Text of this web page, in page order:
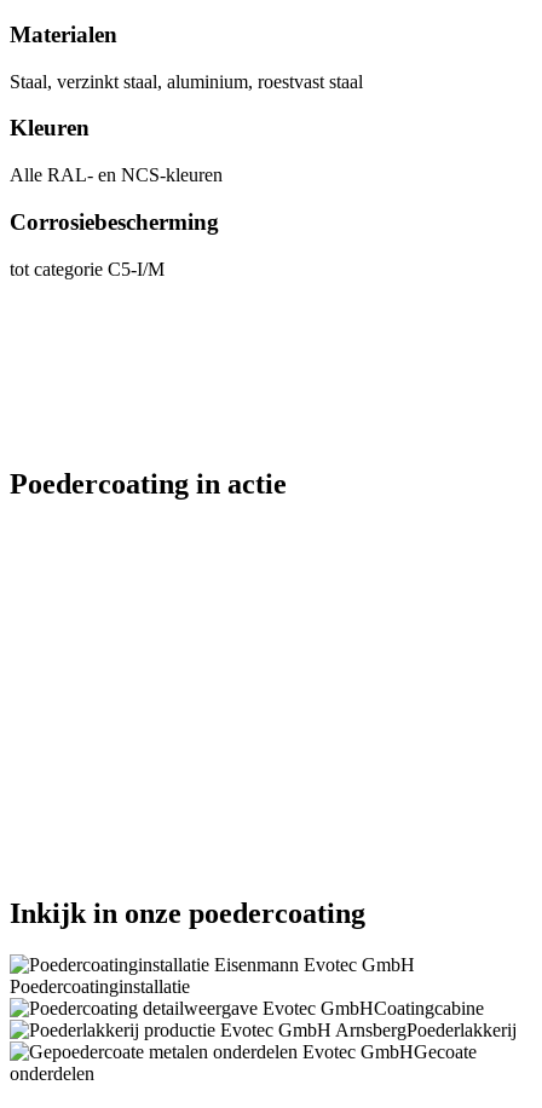
Materialen
Staal, verzinkt staal, aluminium, roestvast staal
Kleuren
Alle RAL- en NCS-kleuren
Corrosiebescherming
tot categorie C5-I/M
Poedercoating in actie
Inkijk in onze poedercoating
Poedercoatinginstallatie
Coatingcabine
Poederlakkerij
Gecoate
onderdelen